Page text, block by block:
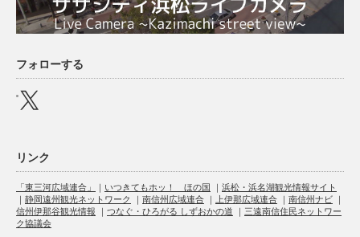
フォローする
X
リンク
「東三河広域連合」 ｜ いつきてもホッ！ ほの国 ｜ 浜松・浜名湖観光情報サイト
｜ 静岡遠州観光ネットワーク ｜ 南信州広域連合 ｜ 上伊那広域連合 ｜ 南信州ナビ ｜
信州伊那谷観光情報 ｜ つなぐ・ひろがる しずおかの道 ｜ 三遠南信住民ネットワー
ク協議会